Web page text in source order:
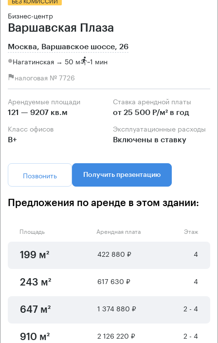
Бизнес-центр
Варшавская Плаза
Москва, Варшавское шоссе, 26
Нагатинская → 50 м ~1 мин
налоговая № 7726
Арендуемые площади
121 — 9207 кв.м
Ставка арендной платы
от 25 500 Р/м² в год
Класс офисов
B+
Эксплуатационные расходы
Включены в ставку
Позвонить Получить презентацию
Предложения по аренде в этом здании:
Площадь Арендная плата Этаж
199 м² 422 880 ₽ 4
243 м² 617 630 ₽ 4
647 м² 1 374 880 ₽ 2 - 4
910 м² 2 126 220 ₽ 2 - 4